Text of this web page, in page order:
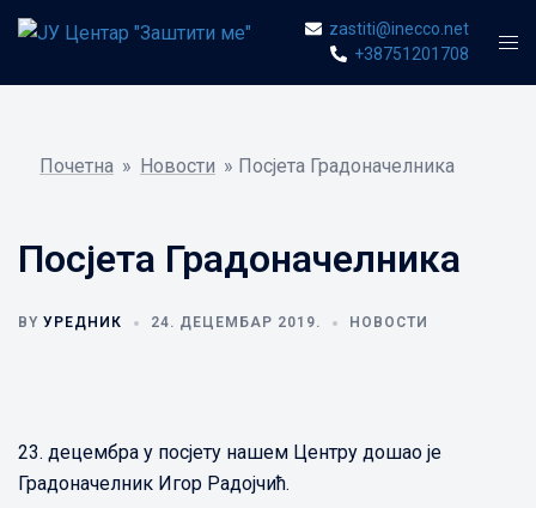
Skip
zastiti@inecco.net
+38751201708
Почетна » Новости » Посјета Градоначелника
Посјета Градоначелника
BY УРЕДНИК 24. ДЕЦЕМБАР 2019. НОВОСТИ
23. децембра у посјету нашем Центру дошао је
Градоначелник Игор Радојчић.